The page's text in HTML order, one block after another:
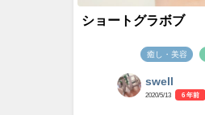
ショートグラボブ
癒し・美容
swell
2020/5/13 6 年前